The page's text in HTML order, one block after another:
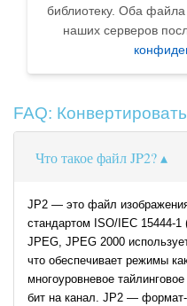
библиотеку. Оба файла
наших серверов
FAQ:
Что такое файл JP2?
JP2 — это файл
стандартом ISO/IEC 15444-1
JPEG, JPEG 2000
что обеспечивает режимы
многоуровневое
бит на канал. JP2 — формат-